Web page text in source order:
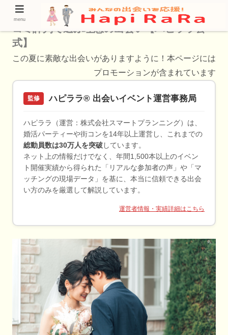
筑紫野市の格安結婚相談所おすすめ5選｜口
コミ評判で選ぶ理想の出会い【ハピララ公
式】
この夏に素敵な出会いがありますように！本ページには
プロモーションが含まれています
監修 ハピララ® 出会いイベント運営事務局
ハピララ（運営：株式会社スマートプランニング）は、
婚活パーティーや街コンを14年以上運営し、これまでの
総動員数は30万人を突破 しています。
ネット上の情報だけでなく、年間1,500本以上のイベン
ト開催実績から得られた「リアルな参加者の声」や「マ
ッチングの現場データ」を基に、本当に信頼できる出会
い方のみを厳選して解説しています。
運営者情報・実績詳細はこちら
menu